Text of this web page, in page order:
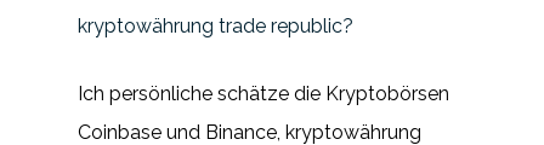
kryptowährung trade republic?
Ich persönliche schätze die Kryptobörsen
Coinbase und Binance, kryptowährung